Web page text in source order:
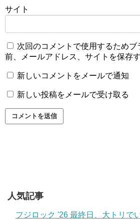
サイト
次回のコメントで使用するためブ
前、メールアドレス、サイトを保存す
新しいコメントをメールで通知
新しい投稿をメールで受け取る
人気記事
フジロック '26 最終日、大トリで